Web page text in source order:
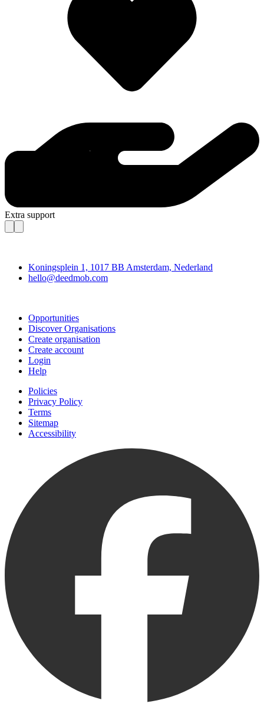
Extra support
Koningsplein 1, 1017 BB Amsterdam, Nederland
hello@deedmob.com
Opportunities
Discover Organisations
Create organisation
Create account
Login
Help
Policies
Privacy Policy
Terms
Sitemap
Accessibility